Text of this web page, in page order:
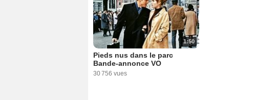
1:50
Pieds nus dans le parc
Bande-annonce VO
30 756 vues